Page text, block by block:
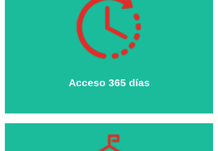
Acceso 365 días
Acceso 365 días
Puedes entrar en nuestras instalaciones todos los días
del año. Con posibilidad de acceso 24 horas.